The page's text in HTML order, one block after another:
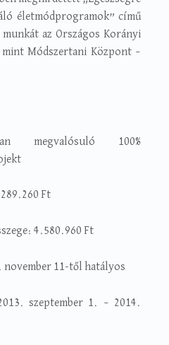
életmódprogramok” című
az Országos Korányi
Módszertani Központ –
megvalósuló 100%
Ft
4.580.960 Ft
november 11-től hatályos
szeptember 1. – 2014.